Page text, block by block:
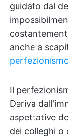
guidato dal
anche a
Il
Deriva
aspettative
dei colleghi o